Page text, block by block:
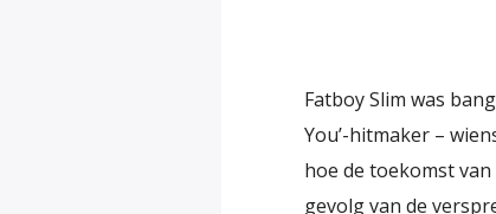
Fatboy Slim was
You’-hitmaker –
hoe de toekomst
gevolg van de